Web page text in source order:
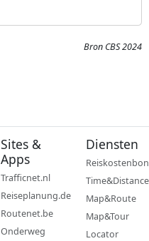
Bron CBS 2024
Sites &
Apps
Trafficnet.nl
Reiseplanung.de
Routenet.be
Onderweg
Diensten
Reiskostenbon
Time&Distance
Map&Route
Map&Tour
Locator